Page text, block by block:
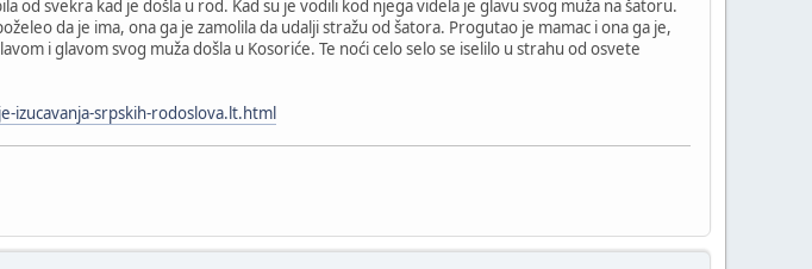
od svekra kad je došla u rod. Kad su je vodili kod njega videla je glavu svog muža na šatoru.
da je ima, ona ga je zamolila da udalji stražu od šatora. Progutao je mamac i ona ga je,
i glavom svog muža došla u Kosoriće. Te noći celo selo se iselilo u strahu od osvete
srpskih-rodoslova.lt.html